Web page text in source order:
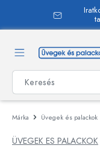
Márka Üvegek és palackok
ÜVEGEK ES PALACKOK